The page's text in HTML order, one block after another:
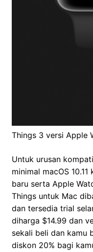
Things 3 versi Apple
Untuk urusan
minimal macOS
baru serta Apple
Things untuk Mac
dan tersedia trial
diharga $14.99 dan
sekali beli dan kamu
diskon 20% bagi